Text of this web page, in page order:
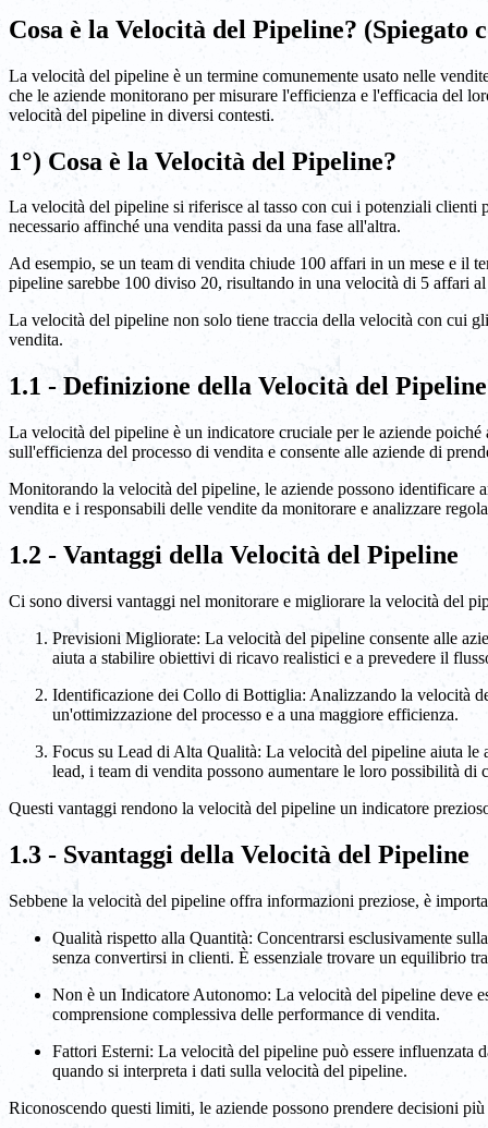
Cosa è la Velocità del Pipeline? (Spiegato
La velocità del pipeline è un termine comunemente usato nelle
che le aziende monitorano per misurare l'efficienza e l'efficacia del
velocità del pipeline in diversi contesti.
1°) Cosa è la Velocità del Pipeline?
La velocità del pipeline si riferisce al tasso con cui i potenziali
necessario affinché una vendita passi da una fase all'altra.
Ad esempio, se un team di vendita chiude 100 affari in un mese e il
pipeline sarebbe 100 diviso 20, risultando in una velocità di 5 affari
La velocità del pipeline non solo tiene traccia della velocità con cui
vendita.
1.1 - Definizione della Velocità del Pipeline
La velocità del pipeline è un indicatore cruciale per le aziende
sull'efficienza del processo di vendita e consente alle aziende di
Monitorando la velocità del pipeline, le aziende possono identificare
vendita e i responsabili delle vendite da monitorare e analizzare
1.2 - Vantaggi della Velocità del Pipeline
Ci sono diversi vantaggi nel monitorare e migliorare la velocità del
Previsioni Migliorate: La velocità del pipeline consente alle
aiuta a stabilire obiettivi di ricavo realistici e a prevedere il
Identificazione dei Collo di Bottiglia: Analizzando la velocità
un'ottimizzazione del processo e a una maggiore efficienza.
Focus su Lead di Alta Qualità: La velocità del pipeline aiuta le
lead, i team di vendita possono aumentare le loro possibilità
Questi vantaggi rendono la velocità del pipeline un indicatore
1.3 - Svantaggi della Velocità del Pipeline
Sebbene la velocità del pipeline offra informazioni preziose, è
Qualità rispetto alla Quantità: Concentrarsi esclusivamente
senza convertirsi in clienti. È essenziale trovare un equilibrio
Non è un Indicatore Autonomo: La velocità del pipeline deve
comprensione complessiva delle performance di vendita.
Fattori Esterni: La velocità del pipeline può essere influenzata
quando si interpreta i dati sulla velocità del pipeline.
Riconoscendo questi limiti, le aziende possono prendere decisioni